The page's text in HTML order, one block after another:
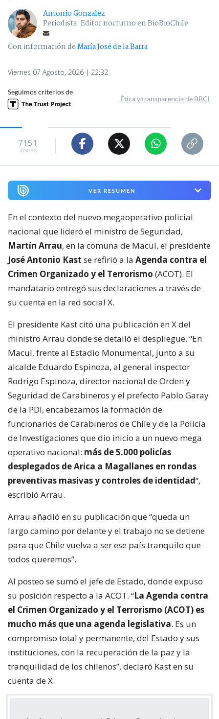
Antonio Gonzalez
Periodista. Editor nocturno en BioBioChile
Con información deMaría José de la Barra
Viernes 07 Agosto, 2026 | 22:32
Seguimos criterios de
Ética y transparencia de BBCL
7151
visitas
VER RESUMEN
En el contexto del nuevo megaoperativo policial
nacional que lideró el ministro de Seguridad,
Martín Arrau, en la comuna de Macul, el presidente
José Antonio Kast se refirió a la Agenda contra el
Crimen Organizado y el Terrorismo (ACOT). El
mandatario entregó sus declaraciones a través de
su cuenta en la red social X.
El presidente Kast citó una publicación en X del
ministro Arrau donde se detalló el despliegue. “En
Macul, frente al Estadio Monumental, junto a su
alcalde Eduardo Espinoza, al general inspector
Rodrigo Espinoza, director nacional de Orden y
Seguridad de Carabineros y el prefecto Pablo Garay
de la PDI, encabezamos la formación de
funcionarios de Carabineros de Chile y de la Policía
de Investigaciones que dio inicio a un nuevo mega
operativo nacional: más de 5.000 policías
desplegados de Arica a Magallanes en rondas
preventivas masivas y controles de identidad“,
escribió Arrau.
Arrau añadió en su publicación que “queda un
largo camino por delante y el trabajo no se detiene
para que Chile vuelva a ser ese país tranquilo que
todos queremos”.
Al posteo se sumó el jefe de Estado, donde expuso
su posición respecto a la ACOT. “La Agenda contra
el Crimen Organizado y el Terrorismo (ACOT) es
mucho más que una agenda legislativa. Es un
compromiso total y permanente, del Estado y sus
instituciones, con la recuperación de la paz y la
tranquilidad de los chilenos”, declaró Kast en su
cuenta de X.